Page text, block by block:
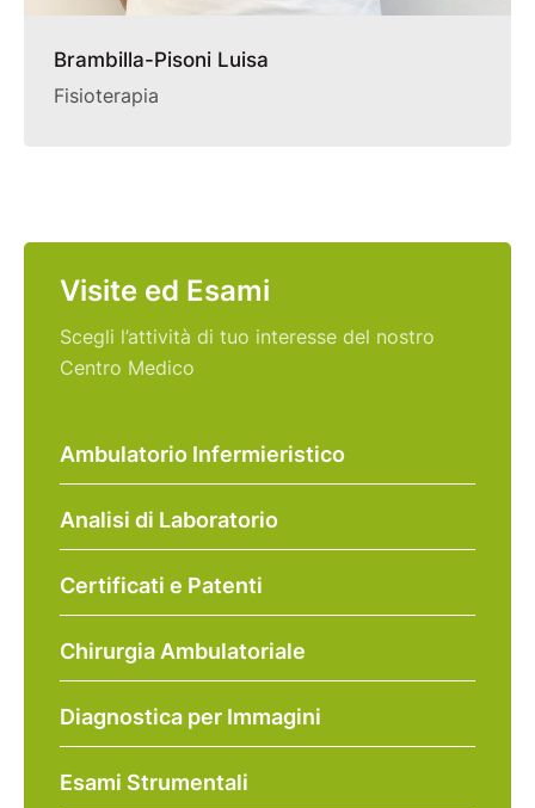
Visite ed Esami
Scegli l’attività di tuo interesse del nostro
Centro Medico
Ambulatorio Infermieristico
Analisi di Laboratorio
Certificati e Patenti
Chirurgia Ambulatoriale
Diagnostica per Immagini
Esami Strumentali
Brambilla-Pisoni Luisa
Fisioterapia